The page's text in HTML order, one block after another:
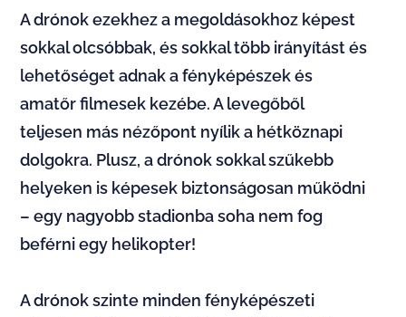
A drónok ezekhez a megoldásokhoz képest
sokkal olcsóbbak, és sokkal több irányítást és
lehetőséget adnak a fényképészek és
amatőr filmesek kezébe. A levegőből
teljesen más nézőpont nyílik a hétköznapi
dolgokra. Plusz, a drónok sokkal szűkebb
helyeken is képesek biztonságosan működni
– egy nagyobb stadionba soha nem fog
beférni egy helikopter!
A drónok szinte minden fényképészeti